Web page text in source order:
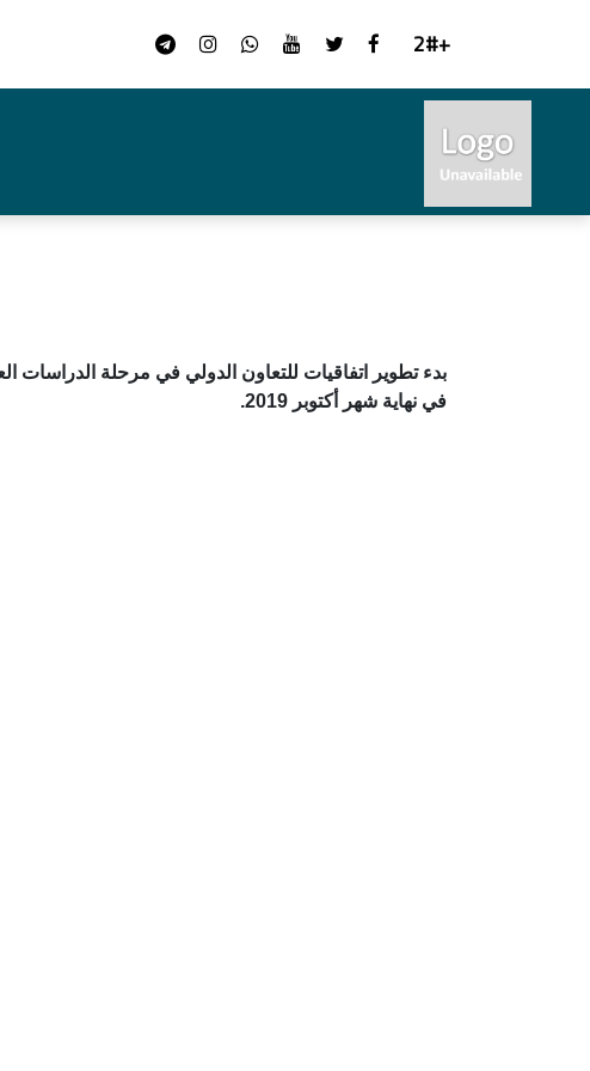
+2#
بدء تطوير اتفاقيات للتعاون الدولي في مرحلة الدراسات
في نهاية شهر أكتوبر 2019.